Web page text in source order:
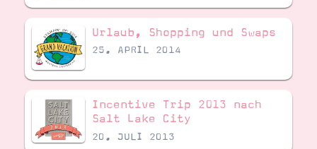
Tipps & Tricks
Ordnungstipps
Urlaub, Shopping und Swaps
25. APRIL 2014
Incentive Trip 2013 nach
Salt Lake City
20. JULI 2013